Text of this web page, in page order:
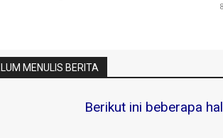
MENULIS BERITA
Berikut ini beberapa